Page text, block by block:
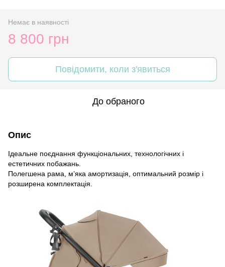
Немає в наявності
8 800 грн
Повідомити, коли з'явиться
До обраного
Опис
Ідеальне поєднання функціональних, технологічних і
естетичних побажань.
Полегшена рама, м’яка амортизація, оптимальний розмір і
розширена комплектація.